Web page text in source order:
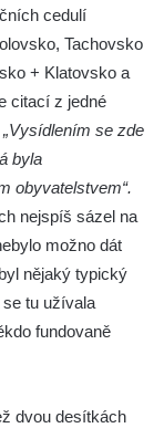
cedulí
Tachovsko
+ Klatovsko a
citací z jedné
„Vysídlením se zde
byla
obyvatelstvem“.
nejspíš sázel na
možno dát
nějaký typický
tu užívala
fundovaně
dvou desítkách